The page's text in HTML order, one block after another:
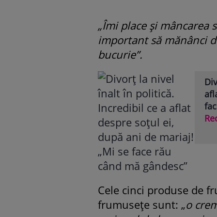
„Îmi place și mâncarea
important să mănânci
bucurie”.
Cele cinci produse de
frumusețe sunt: „o